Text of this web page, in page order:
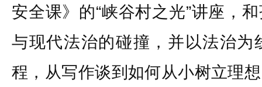
安全课》的“峡谷村之光”讲座，
与现代法治的碰撞，并以法治为
程，从写作谈到如何从小树立理